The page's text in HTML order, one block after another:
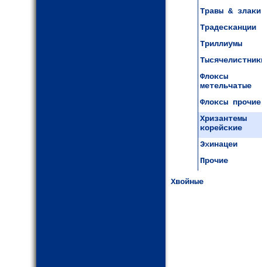
Травы & злаки
Традесканции
Триллиумы
Флоксы
метельчатые
Флоксы прочие
Хризантемы
корейские
Эхинацеи
Прочие
Хвойные